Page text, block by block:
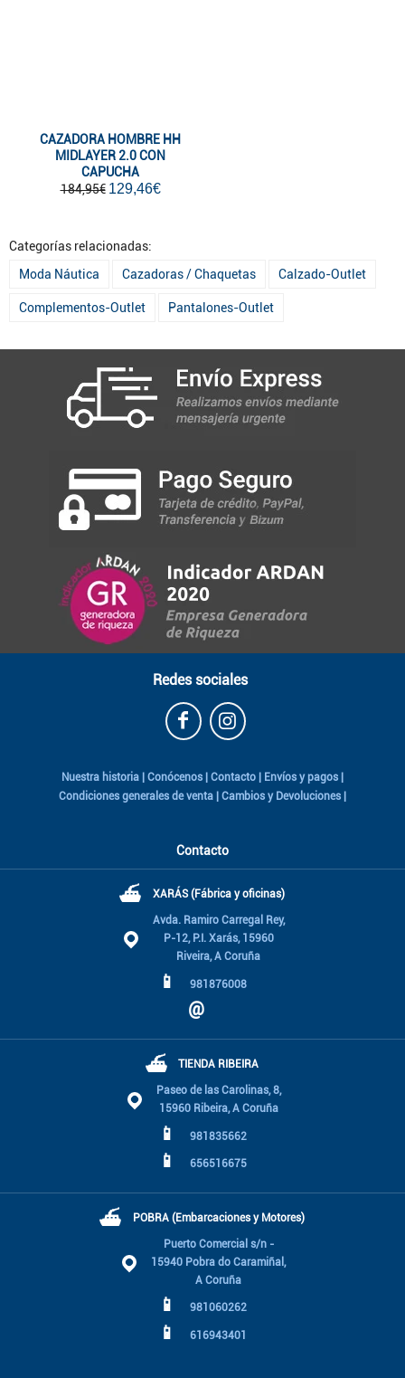
CAZADORA HOMBRE HH
MIDLAYER 2.0 CON
CAPUCHA
184,95€ 129,46€
Categorías relacionadas:
Moda Náutica
Cazadoras / Chaquetas Calzado-Outlet
Complementos-Outlet Pantalones-Outlet
Redes sociales
Nuestra historia Conócenos Contacto Envíos y pagos
Condiciones generales de venta
Cambios y Devoluciones
Contacto
⛴ XARÁS (Fábrica y oficinas)
Avda. Ramiro Carregal Rey,
P-12, P.I. Xarás, 15960
Riveira, A Coruña
📱 981876008
@
⛴ TIENDA RIBEIRA
Paseo de las Carolinas, 8,
15960 Ribeira, A Coruña
📱 981835662
📱 656516675
⛴ POBRA (Embarcaciones y Motores)
Puerto Comercial s/n -
15940 Pobra do Caramiñal,
A Coruña
📱 981060262
📱 616943401